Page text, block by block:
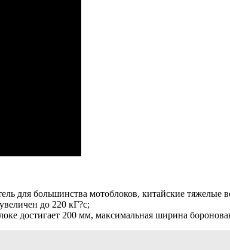
для большинства мотоблоков, китайские тяжелые
до 220 кГ?с;
достигает 200 мм, максимальная ширина